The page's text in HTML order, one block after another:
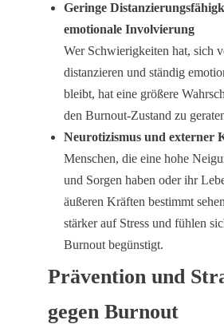
Geringe
emotionale Involvierung
Wer Schwierigkeiten hat, sich
distanzieren und ständig
bleibt, hat eine größere
den Burnout-Zustand zu
Neurotizismus und externer
Menschen, die eine hohe
und Sorgen haben oder ihr
äußeren Kräften bestimmt
stärker auf Stress und fühlen
Burnout begünstigt.
Prävention und
gegen Burnout